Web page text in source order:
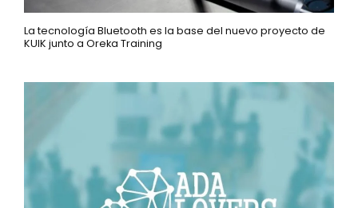
La tecnología Bluetooth es la base del nuevo proyecto de
KUIK junto a Oreka Training